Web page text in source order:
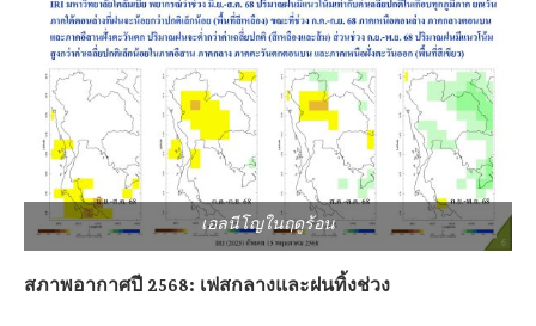
เอลนีโญในฤดูร้อน
สภาพอากาศปี 2568: เฟสกลางและฝนทิ้งช่วง